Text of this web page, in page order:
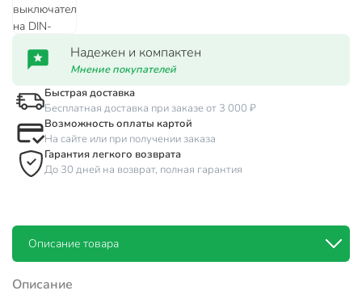
Надежен и компактен
Мнение покупателей
Быстрая доставка
Бесплатная доставка при заказе от 3 000 ₽
Возможность оплаты картой
На сайте или при получении заказа
Гарантия легкого возврата
До 30 дней на возврат, полная гарантия
Описание товара
Описание